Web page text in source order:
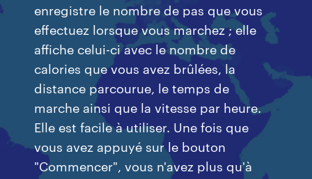
enregistre le nombre de pas que vous
effectuez lorsque vous marchez ; elle
affiche celui-ci avec le nombre de
calories que vous avez brûlées, la
distance parcourue, le temps de
marche ainsi que la vitesse par heure.
Elle est facile à utiliser. Une fois que
vous avez appuyé sur le bouton
"Commencer", vous n'avez plus qu'à